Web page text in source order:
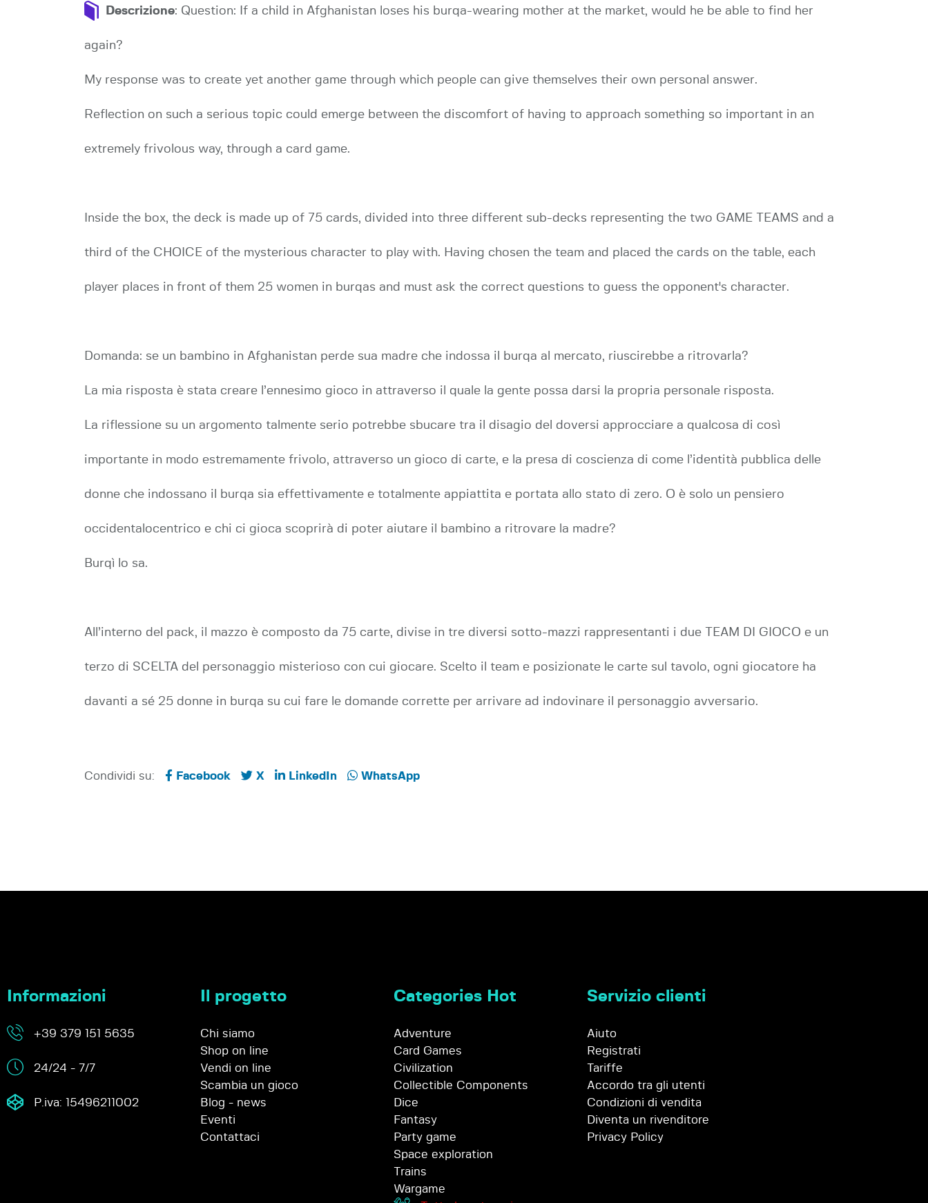
Descrizione: Question: If a child in Afghanistan loses his burqa-wearing mother at the market, would he be able to find her
again?
My response was to create yet another game through which people can give themselves their own personal answer.
Reflection on such a serious topic could emerge between the discomfort of having to approach something so important in an
extremely frivolous way, through a card game.
Inside the box, the deck is made up of 75 cards, divided into three different sub-decks representing the two GAME TEAMS and a
third of the CHOICE of the mysterious character to play with. Having chosen the team and placed the cards on the table, each
player places in front of them 25 women in burqas and must ask the correct questions to guess the opponent's character.
Domanda: se un bambino in Afghanistan perde sua madre che indossa il burqa al mercato, riuscirebbe a ritrovarla?
La mia risposta è stata creare l’ennesimo gioco in attraverso il quale la gente possa darsi la propria personale risposta.
La riflessione su un argomento talmente serio potrebbe sbucare tra il disagio del doversi approcciare a qualcosa di così
importante in modo estremamente frivolo, attraverso un gioco di carte, e la presa di coscienza di come l’identità pubblica delle
donne che indossano il burqa sia effettivamente e totalmente appiattita e portata allo stato di zero. O è solo un pensiero
occidentalocentrico e chi ci gioca scoprirà di poter aiutare il bambino a ritrovare la madre?
Burqì lo sa.
All’interno del pack, il mazzo è composto da 75 carte, divise in tre diversi sotto-mazzi rappresentanti i due TEAM DI GIOCO e un
terzo di SCELTA del personaggio misterioso con cui giocare. Scelto il team e posizionate le carte sul tavolo, ogni giocatore ha
davanti a sé 25 donne in burqa su cui fare le domande corrette per arrivare ad indovinare il personaggio avversario.
Condividi su: Facebook X LinkedIn WhatsApp
Informazioni
+39 379 151 5635
24/24 - 7/7
P.iva: 15496211002
Il progetto
Chi siamo
Shop on line
Vendi on line
Scambia un gioco
Blog - news
Eventi
Contattaci
Categories Hot
Adventure
Card Games
Civilization
Collectible Components
Dice
Fantasy
Party game
Space exploration
Trains
Wargame
Servizio clienti
Aiuto
Registrati
Tariffe
Accordo tra gli utenti
Condizioni di vendita
Diventa un rivenditore
Privacy Policy